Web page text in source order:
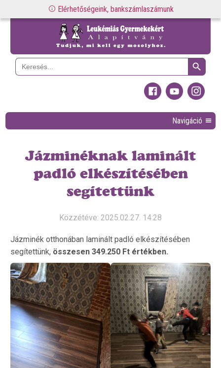
Elérhetőségeink, bankszámlaszámunk
Search
for:
Search Button
Navigáció
Jázminéknak laminált
padló elkészítésében
segítettünk
Közzétéve: 2025.02.27. 14:28
Jázminék otthonában laminált padló elkészítésében
segítettünk, összesen 349.250 Ft értékben.